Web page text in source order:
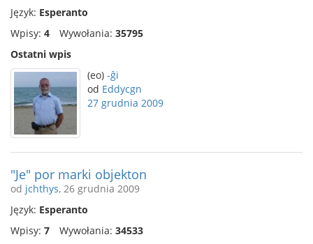
Język: Esperanto
Wpisy: 4 Wywołania: 35795
Ostatni wpis
(eo) -ĝi
od Eddycgn
27 grudnia 2009
"Je" por marki objekton
od jchthys, 26 grudnia 2009
Język: Esperanto
Wpisy: 7 Wywołania: 34533